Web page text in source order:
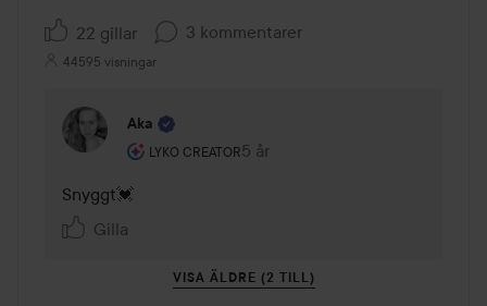
22 gillar 3 kommentarer
44595 visningar
Aka
LYKO CREATOR
Användarens roll: Lyko Creator.
5 år
Kommentaren lades 5 år
Snyggt💓
Gilla
VISA ÄLDRE (2 TILL)